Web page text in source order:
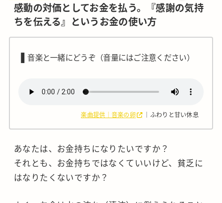
感動の対価としてお金を払う。『感謝の気持
ちを伝える』というお金の使い方
❚音楽と一緒にどうぞ（音量にはご注意ください）
楽曲提供｜音楽の卵 ｜ふわりと甘い休息
あなたは、お金持ちになりたいですか？
それとも、お金持ちではなくていいけど、貧乏に
はなりたくないですか？